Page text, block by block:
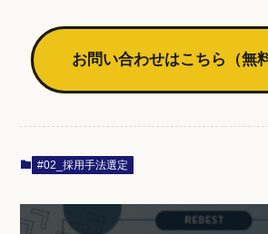
お問い合わせはこちら（無
#02_採用手法選定